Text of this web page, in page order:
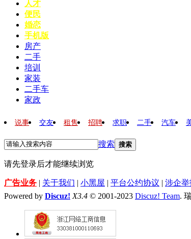
人才
便民
婚恋
手机版
房产
二手
培训
家装
二手车
家政
说事 交友 租售 招聘 求职 二手 汽车
搜索 搜索
请先登录后才能继续浏览
广告业务 | 关于我们 | 小黑屋 | 平台公约协议 | 涉企
Powered by Discuz! X3.4 © 2001-2023 Discuz! Team.